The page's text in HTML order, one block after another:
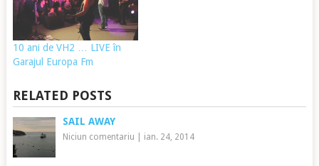
concert Incendiar din Garajul
europa FM din 2012 ...
Până la…
10 ani de VH2 … LIVE în
Garajul Europa Fm
RELATED POSTS
SAIL AWAY
Niciun comentariu ian. 24, 2014